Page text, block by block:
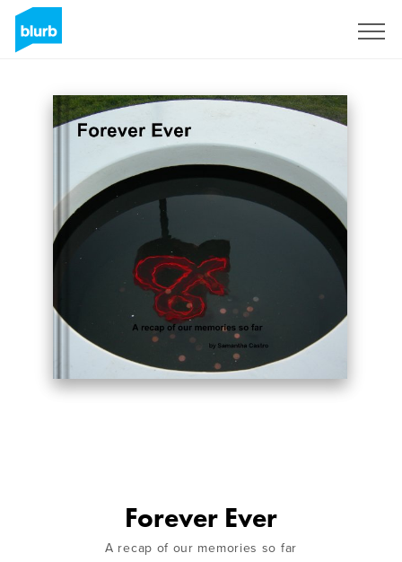
Forever Ever
A recap of our memories so far